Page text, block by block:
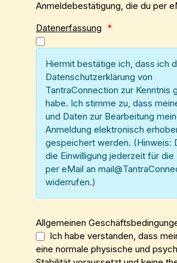
Anmeldebestätigung, die du per
Datenerfassung *
Hiermit bestätige ich, dass ich
Datenschutzerklärung von
TantraConnection zur Kenntnis
habe. Ich stimme zu, dass
und Daten zur Bearbeitung
Anmeldung elektronisch
gespeichert werden. (Hinweis:
die Einwilligung jederzeit für die
per eMail an
widerrufen.)
Allgemeinen
Ich habe verstanden, dass
eine normale physische und